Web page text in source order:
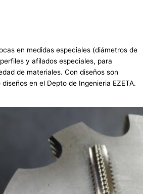
en medidas especiales (diámetros de
y afilados especiales, para
de materiales. Con diseños son
en el Depto de Ingenieria EZETA.